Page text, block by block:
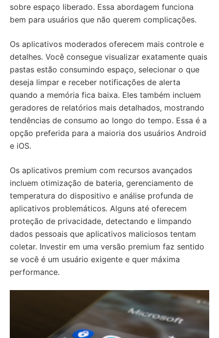
sobre espaço liberado. Essa abordagem funciona
bem para usuários que não querem complicações.
Os aplicativos moderados oferecem mais controle e
detalhes. Você consegue visualizar exatamente quais
pastas estão consumindo espaço, selecionar o que
deseja limpar e receber notificações de alerta
quando a memória fica baixa. Eles também incluem
geradores de relatórios mais detalhados, mostrando
tendências de consumo ao longo do tempo. Essa é a
opção preferida para a maioria dos usuários Android
e iOS.
Os aplicativos premium com recursos avançados
incluem otimização de bateria, gerenciamento de
temperatura do dispositivo e análise profunda de
aplicativos problemáticos. Alguns até oferecem
proteção de privacidade, detectando e limpando
dados pessoais que aplicativos maliciosos tentam
coletar. Investir em uma versão premium faz sentido
se você é um usuário exigente e quer máxima
performance.